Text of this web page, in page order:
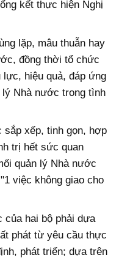
kết thực hiện Nghị
lặp, mâu thuẫn hay
đồng thời tổ chức
lực, hiệu quả, đáp ứng
Nhà nước trong tình
sắp xếp, tinh gọn, hợp
trị hết sức quan
quản lý Nhà nước
việc không giao cho
của hai bộ phải dựa
phát từ yêu cầu thực
phát triển; dựa trên